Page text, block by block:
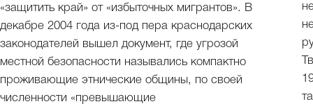
«защитить край» от «избыточных мигрантов». В
декабре 2004 года из-под пера краснодарских
законодателей вышел документ, где угрозой
местной безопасности назывались компактно
проживающие этнические общины, по своей
численности «превышающие